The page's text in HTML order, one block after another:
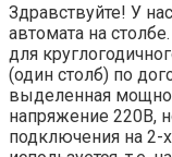
Здравствуйте! У
автомата на
для
(один столб) по
выделенная
напряжение 220В,
подключения на 2-